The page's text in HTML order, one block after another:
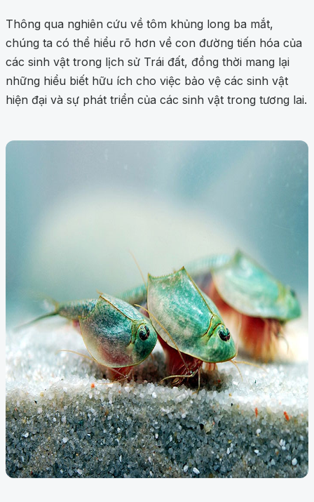
Thông qua nghiên cứu về tôm khủng long ba mắt,
chúng ta có thể hiểu rõ hơn về con đường tiến hóa của
các sinh vật trong lịch sử Trái đất, đồng thời mang lại
những hiểu biết hữu ích cho việc bảo vệ các sinh vật
hiện đại và sự phát triển của các sinh vật trong tương lai.